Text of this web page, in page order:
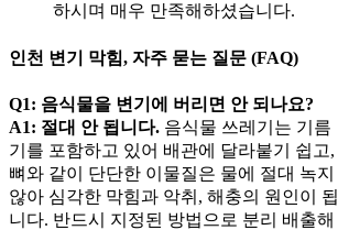
하시며 매우 만족해하셨습니다.
인천 변기 막힘, 자주 묻는 질문 (FAQ)
Q1: 음식물을 변기에 버리면 안 되나요?
A1: 절대 안 됩니다. 음식물 쓰레기는 기름
기를 포함하고 있어 배관에 달라붙기 쉽고,
뼈와 같이 단단한 이물질은 물에 절대 녹지
않아 심각한 막힘과 악취, 해충의 원인이 됩
니다. 반드시 지정된 방법으로 분리 배출해